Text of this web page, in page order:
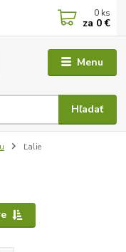
Menu
Hľadať
0 ks
za 0 €
Ľalie